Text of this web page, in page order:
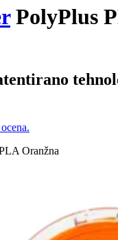
PolyPlus
Oranžna